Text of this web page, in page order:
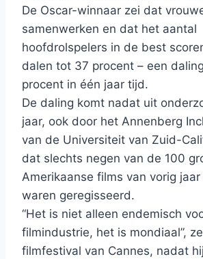
De Oscar-winnaar zei dat
samenwerken en dat het aantal
hoofdrolspelers in de best
dalen tot 37 procent – ​​een
procent in één jaar tijd.
De daling komt nadat uit
jaar, ook door het Annenberg
van de Universiteit van Zuid-
dat slechts negen van de 100
Amerikaanse films van vorig
waren geregisseerd.
“Het is niet alleen endemisch
filmindustrie, het is mondiaal”,
filmfestival van Cannes, nadat